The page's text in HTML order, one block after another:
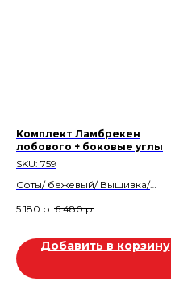
Комплект Ламбрекен
лобового + боковые углы
SKU: 759
Соты/ бежевый/ Вышивка/
Скидка 20%
Товар находится в магазине:
Тургай 2
5 180 р. 6 480 р.
Добавить в корзину